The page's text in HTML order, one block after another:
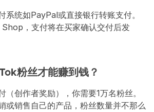
系统如PayPal或直接银行转账支付。
，支付将在买家确认交付后发
粉丝才能赚到钱？
（创作者奖励），你需要1万名粉丝。
或销售自己的产品，粉丝数量并不那么